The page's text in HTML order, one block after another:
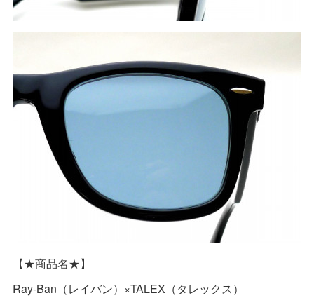
【★商品名★】
Ray-Ban（レイバン）×TALEX（タレックス）